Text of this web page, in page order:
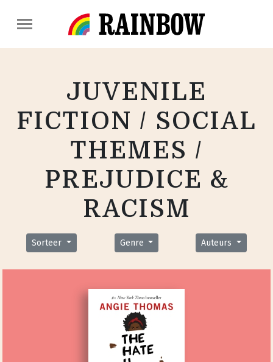
JUVENILE
FICTION / SOCIAL
THEMES /
PREJUDICE &
RACISM
Sorteer Genre Auteurs